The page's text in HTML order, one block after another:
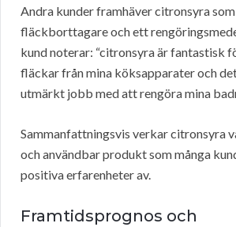
Andra kunder framhäver citronsyra
fläckborttagare och ett
kund noterar: “citronsyra är fantastisk
fläckar från mina köksapparater och
utmärkt jobb med att rengöra mina
Sammanfattningsvis verkar citronsyra
och användbar produkt som många
positiva erfarenheter av.
Framtidsprognos och